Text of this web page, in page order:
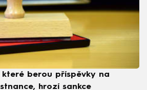
které berou příspěvky na
hrozí sankce